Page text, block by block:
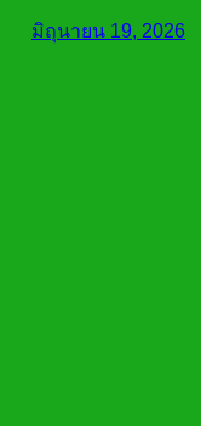
มิถุนายน 19, 2026